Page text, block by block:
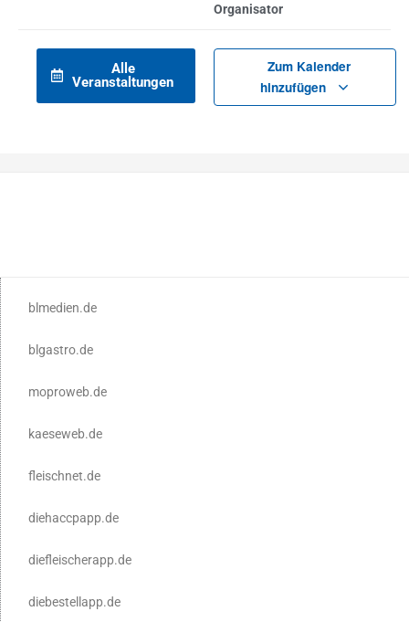
Organisator
Alle
Veranstaltungen
Zum Kalender
hinzufügen
blmedien.de
blgastro.de
moproweb.de
kaeseweb.de
fleischnet.de
diehaccpapp.de
diefleischerapp.de
diebestellapp.de